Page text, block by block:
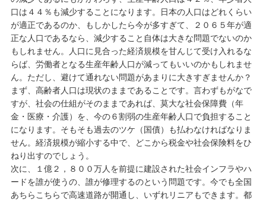
口は４４％も減少することになります。日本の人口はどれくらい
が適正であるのか、もしかしたら今が多すぎて、２０６５年が適
正な人口であるなら、減少すること自体は大きな問題でないのか
もしれません。人口に見合った経済規模を甘んじて受け入れるな
らば、労働者となる生産年齢人口が減ってもいいのかもしれませ
ん。ただし、避けて通れない問題があまりに大きすぎませんか？
まず、高齢者人口は現状のままであることです。言わずもがなで
すが、社会の仕組がそのままであれば、莫大な社会保障費（年
金・医療・介護）を、今の６割弱の生産年齢人口で負担すること
になります。そもそも過去のツケ（国債）も払わなければなりま
せん。経済規模が縮小する中で、どこから税金や社会保険料をひ
ねり出すのでしょう。
次に、１億２，８００万人を前提に建設された社会インフラやハ
ードを誰が使うの、誰が修理するのという問題です。今でも全国
あちらこちらで高速道路が開通し、いずれリニアもできます。都